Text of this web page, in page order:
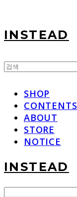
INSTEAD
SHOP
CONTENTS
ABOUT
STORE
NOTICE
INSTEAD